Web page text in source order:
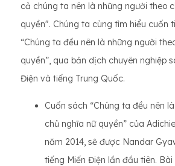
cả chúng ta nên là những người theo
quyền". Chúng ta cùng tìm hiểu cuốn
“Chúng ta đều nên là những người
quyền”, qua bản dịch chuyên nghiệp
Điện và tiếng Trung Quốc.
Cuốn sách “Chúng ta đều nên
chủ nghĩa nữ quyền” của
năm 2014, sẽ được Nandar
tiếng Miến Điện lần đầu tiên.